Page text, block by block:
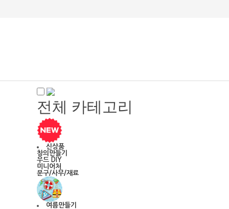
전체 카테고리
신상품
창의만들기
우드 DIY
미니어처
문구/사무/재료
여름만들기